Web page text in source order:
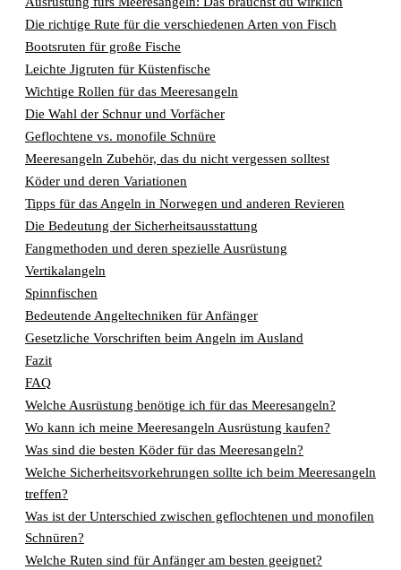
Die richtige Rute für die verschiedenen Arten von Fisch
Bootsruten für große Fische
Leichte Jigruten für Küstenfische
Wichtige Rollen für das Meeresangeln
Die Wahl der Schnur und Vorfächer
Geflochtene vs. monofile Schnüre
Meeresangeln Zubehör, das du nicht vergessen solltest
Köder und deren Variationen
Tipps für das Angeln in Norwegen und anderen Revieren
Die Bedeutung der Sicherheitsausstattung
Fangmethoden und deren spezielle Ausrüstung
Vertikalangeln
Spinnfischen
Bedeutende Angeltechniken für Anfänger
Gesetzliche Vorschriften beim Angeln im Ausland
Fazit
FAQ
Welche Ausrüstung benötige ich für das Meeresangeln?
Wo kann ich meine Meeresangeln Ausrüstung kaufen?
Was sind die besten Köder für das Meeresangeln?
Welche Sicherheitsvorkehrungen sollte ich beim Meeresangeln
treffen?
Was ist der Unterschied zwischen geflochtenen und monofilen
Schnüren?
Welche Ruten sind für Anfänger am besten geeignet?